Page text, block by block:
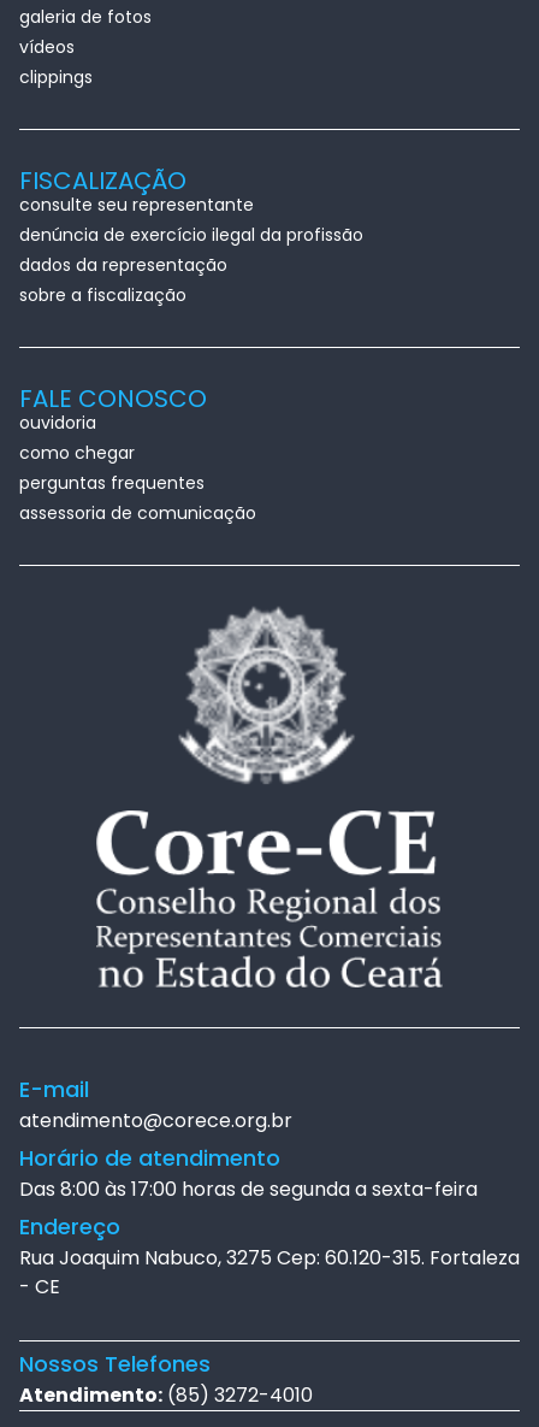
galeria de fotos
vídeos
clippings
FISCALIZAÇÃO
consulte seu representante
denúncia de exercício ilegal da profissão
dados da representação
sobre a fiscalização
FALE CONOSCO
ouvidoria
como chegar
perguntas frequentes
assessoria de comunicação
E-mail
atendimento@corece.org.br
Horário de atendimento
Das 8:00 às 17:00 horas de segunda a sexta-feira
Endereço
Rua Joaquim Nabuco, 3275 Cep: 60.120-315. Fortaleza
- CE
Nossos Telefones
Atendimento: (85) 3272-4010